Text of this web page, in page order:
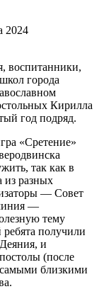
2024
воспитанники,
города
Кирилла
год подряд.
«Сретение»
так как в
из разных
— Совет
—
тему
получили
и
(после
близкими